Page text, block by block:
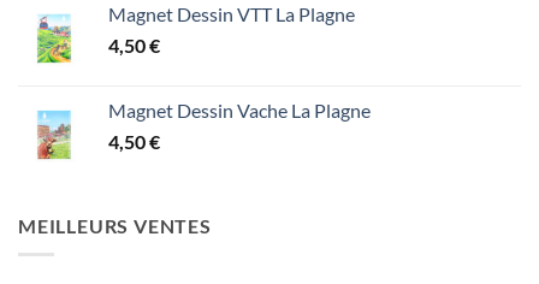
Magnet Dessin VTT La Plagne
4,50€
Magnet Dessin Vache La Plagne
4,50€
MEILLEURS VENTES